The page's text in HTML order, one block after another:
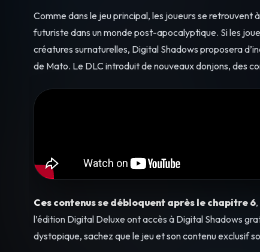
Comme dans le jeu principal, les joueurs se retrouvent à
futuriste dans un monde post-apocalyptique. Si les
créatures surnaturelles, Digital Shadows proposera
de Mato. Le DLC introduit de nouveaux donjons, des
Ces contenus se débloquent après le chapitre 6
l’édition Digital Deluxe ont accès à Digital Shadows
dystopique, sachez que le jeu et son contenu exclusif